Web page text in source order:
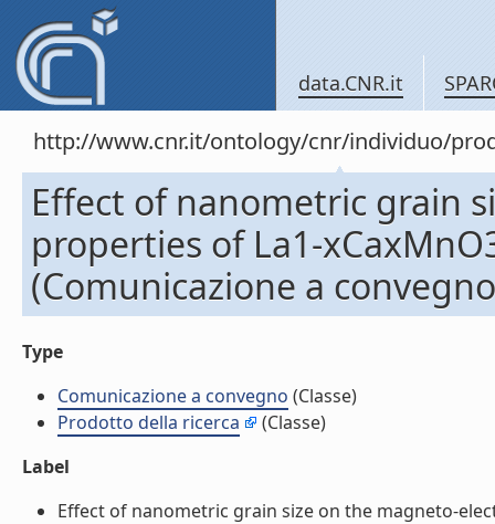
data.CNR.it
http://www.cnr.it/ontology/cnr/individuo/
Effect of nanometric grain
properties of La1-
(Comunicazione a
Type
Comunicazione a convegno (Classe)
Prodotto della ricerca
(Classe)
Label
Effect of nanometric grain size on the magneto-